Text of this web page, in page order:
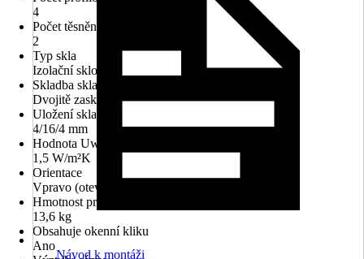
4
Počet těsnění
2
Typ skla
Izolační sklo
Skladba skla
Dvojitě zasklené
Uložení skla
4/16/4 mm
Hodnota Uw dle DIN EN 10077
1,5 W/m²K
Orientace
Vpravo (otevírá se směrem dovnitř)
Hmotnost prvku
13,6 kg
Obsahuje okenní kliku
Ano
Návod k montáži